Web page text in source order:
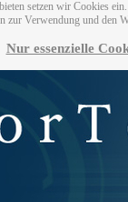
setzen wir Cookies
zur Verwendung und den
Nur essenzielle